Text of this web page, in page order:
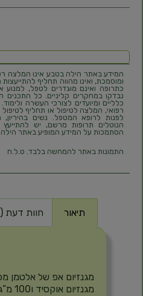
המידע באתר הילה בטבע אינו המלצה
ומוסמכת, ואינו מהווה תחליף
כתרופה ואינם מוגדרים לטפל,
נבדקו במחקרים קליניים. כל התכנים
כלליים ומיועדים לצורכי העשרה
רפואי, המלצה לטיפול או תחליף
לפנות לרופא המטפל. נשים בהיריון,
הנוטלים תרופות מרשם, יש
הסתמכות על המידע המופיע באתר
התמונות באתר להמחשה בלבד. ט.ל.ח
תיאור חוות דעת (0)
מגנזיום אוקסיד ו100 מ”ג אשלגן.